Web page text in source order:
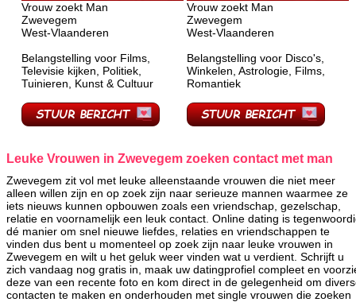
Vrouw zoekt Man
Zwevegem
West-Vlaanderen
Belangstelling voor Films,
Televisie kijken, Politiek,
Tuinieren, Kunst & Cultuur
Vrouw zoekt Man
Zwevegem
West-Vlaanderen
Belangstelling voor Disco's,
Winkelen, Astrologie, Films,
Romantiek
Leuke Vrouwen in Zwevegem zoeken contact met man
Zwevegem zit vol met leuke alleenstaande vrouwen die niet meer
alleen willen zijn en op zoek zijn naar serieuze mannen waarmee ze
iets nieuws kunnen opbouwen zoals een vriendschap, gezelschap,
relatie en voornamelijk een leuk contact. Online dating is
dé manier om snel nieuwe liefdes, relaties en vriendschappen te
vinden dus bent u momenteel op zoek zijn naar leuke vrouwen in
Zwevegem en wilt u het geluk weer vinden wat u verdient. Schrijft u
zich vandaag nog gratis in, maak uw datingprofiel compleet en
deze van een recente foto en kom direct in de gelegenheid om
contacten te maken en onderhouden met single vrouwen die zoeken